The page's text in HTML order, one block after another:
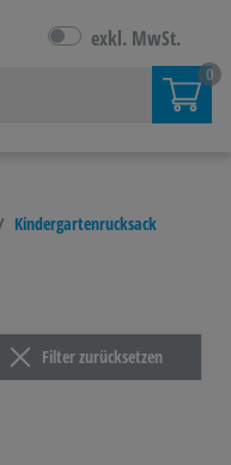
exkl. MwSt.
0
Kindergartenrucksack
Filter zurücksetzen